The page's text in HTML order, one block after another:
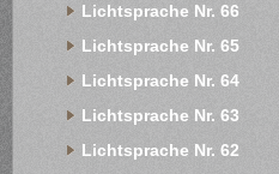
Lichtsprache Nr. 66
Lichtsprache Nr. 65
Lichtsprache Nr. 64
Lichtsprache Nr. 63
Lichtsprache Nr. 62